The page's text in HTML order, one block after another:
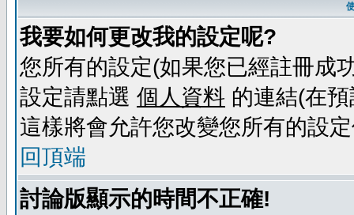
我要如何更改我的設定呢?
您所有的設定(如果您已經註冊成
設定請點選 個人資料 的連結(在
這樣將會允許您改變您所有的設
回頂端
討論版顯示的時間不正確!